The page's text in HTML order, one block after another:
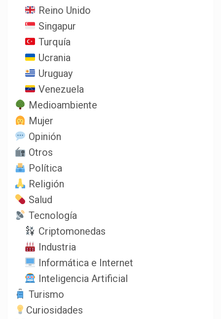
Reino Unido
Singapur
Turquía
Ucrania
Uruguay
Venezuela
Medioambiente
Mujer
Opinión
Otros
Política
Religión
Salud
Tecnología
Criptomonedas
Industria
Informática e Internet
Inteligencia Artificial
Turismo
Curiosidades